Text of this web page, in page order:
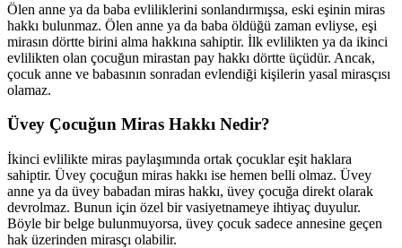
Ölen anne ya da baba evliliklerini sonlandırmışsa, eski eşinin miras
hakkı bulunmaz. Ölen anne ya da baba öldüğü zaman evliyse, eşi
mirasın dörtte birini alma hakkına sahiptir. İlk evlilikten ya da ikinci
evlilikten olan çocuğun mirastan pay hakkı dörtte üçüdür. Ancak,
çocuk anne ve babasının sonradan evlendiği kişilerin yasal mirasçısı
olamaz.
Üvey Çocuğun Miras Hakkı Nedir?
İkinci evlilikte miras paylaşımında ortak çocuklar eşit haklara
sahiptir. Üvey çocuğun miras hakkı ise hemen belli olmaz. Üvey
anne ya da üvey babadan miras hakkı, üvey çocuğa direkt olarak
devrolmaz. Bunun için özel bir vasiyetnameye ihtiyaç duyulur.
Böyle bir belge bulunmuyorsa, üvey çocuk sadece annesine geçen
hak üzerinden mirasçı olabilir.